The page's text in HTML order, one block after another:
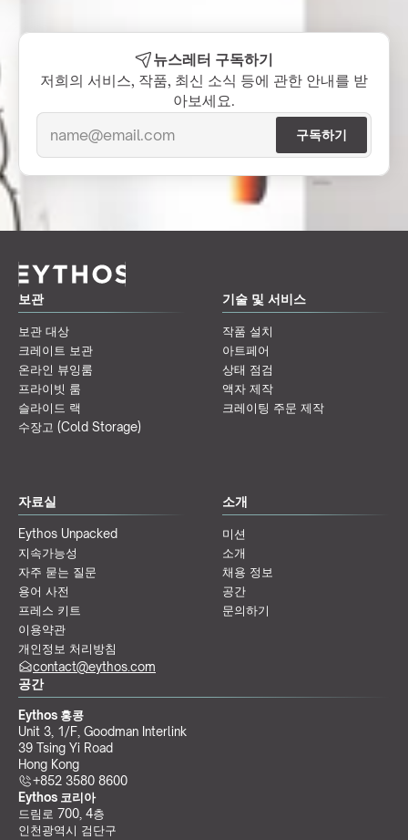
뉴스레터 구독하기
저희의 서비스, 작품, 최신 소식 등에 관한 안내를 받
아보세요.
보관
보관 대상
크레이트 보관
온라인 뷰잉룸
프라이빗 룸
슬라이드 랙
수장고 (Cold Storage)
기술 및 서비스
작품 설치
아트페어
상태 점검
액자 제작
크레이팅 주문 제작
자료실
Eythos Unpacked
지속가능성
자주 묻는 질문
용어 사전
프레스 키트
이용약관
개인정보 처리방침
소개
미션
소개
채용 정보
공간
문의하기
공간
Eythos 홍콩
Unit 3, 1/F, Goodman Interlink
39 Tsing Yi Road
Hong Kong
+852 3580 8600
Eythos 코리아
드림로 700, 4층
인천광역시 검단구
contact@eythos.com